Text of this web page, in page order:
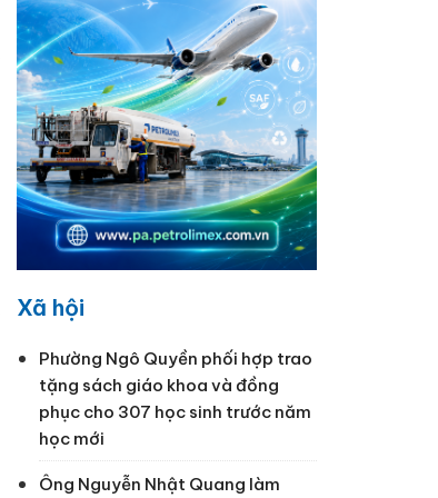
Xã hội
Phường Ngô Quyền phối hợp trao
tặng sách giáo khoa và đồng
phục cho 307 học sinh trước năm
học mới
Ông Nguyễn Nhật Quang làm